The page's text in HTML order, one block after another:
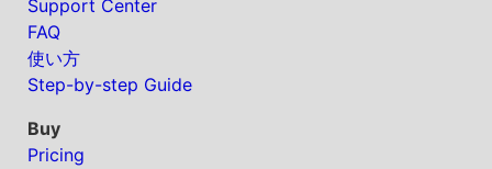
Support Center
FAQ
使い方
Step-by-step Guide
Buy
Pricing